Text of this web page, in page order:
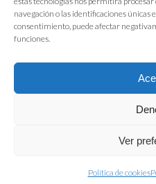
navegación o las identificaciones únicas
consentimiento, puede afectar
funciones.
Ver
Política de cookies
FIAB Federación Española de